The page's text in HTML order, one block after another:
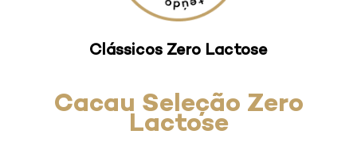
Food Service
Foo
Clássicos Zero Lactose
Cacau Seleção Zero
Lactose